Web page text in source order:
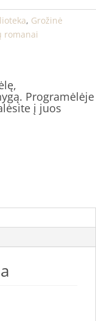
, Grožinė
romanai
Programėlėje
į juos